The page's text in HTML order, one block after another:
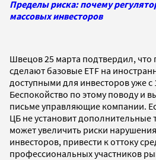
Пределы риска: почему
массовых инвесторов
Швецов 25 марта подтвердил, что
сделают базовые ETF на
доступными для инвесторов уже с
Беспокойство по этому поводу и
письме управляющие компании.
ЦБ не установит дополнительные
может увеличить риски
инвесторов, привести к оттоку
профессиональных участников